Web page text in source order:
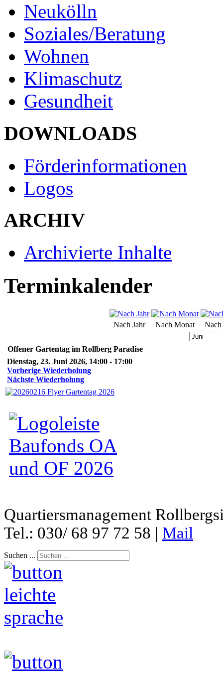
Neukölln
Soziales/Beratung
Wohnen
Klimaschutz
Gesundheit
DOWNLOADS
Förderinformationen
Logos
ARCHIV
Archivierte Inhalte
Terminkalender
Nach Jahr Nach Monat Nach
Offener Gartentag im Rollberg Paradise
Dienstag, 23. Juni 2026, 14:00 - 17:00
Vorherige Wiederholung
Nächste Wiederholung
Quartiersmanagement
Tel.: 030/ 68 97 72 58 | Mail
Suchen ...